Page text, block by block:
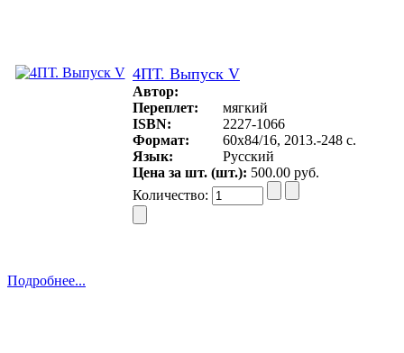
4ПТ. Выпуск V
Автор:
Переплет:
мягкий
ISBN:
2227-1066
Формат:
60х84/16, 2013.-248 с.
Язык:
Русский
Цена за шт. (шт.): 500.00 руб.
Количество:
Подробнее...